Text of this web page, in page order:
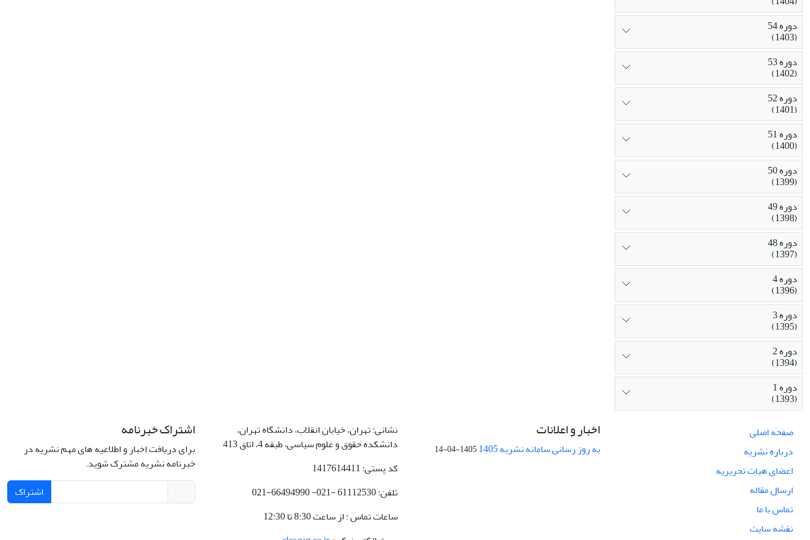
دوره 54
(1403)
دوره 53
(1402)
دوره 52
(1401)
دوره 51
(1400)
دوره 50
(1399)
دوره 49
(1398)
دوره 48
(1397)
دوره 4
(1396)
دوره 3
(1395)
دوره 2
(1394)
دوره 1
(1393)
صفحه اصلی
درباره نشریه
اعضای هیات تحریریه
ارسال مقاله
تماس با ما
نقشه سایت
اخبار و اعلانات
به روز رسانی سامانه نشریه 1405 1405-04-14
نشانی: تهران، خیابان انقلاب، دانشگاه تهران،
دانشکده حقوق و علوم سیاسی، طبقه 4، اتاق 413
کد پستی: 1417614411
تلفن: 61112530 -021- 66494990-021
ساعات تماس : از ساعت 8:30 تا 12:30
اشتراک خبرنامه
برای دریافت اخبار و اطلاعیه های مهم نشریه در
خبرنامه نشریه مشترک شوید.
اشتراک